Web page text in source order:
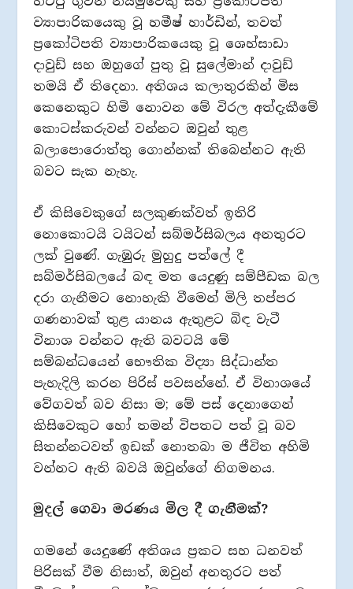
ව්‍යාපාරිකයෙකු වූ හමීෂ් හාර්ඩින්, තවත්
ප්‍රකෝටිපති ව්‍යාපාරිකයෙකු වූ ශෙහ්සාඩා
දාවුඩ් සහ ඔහුගේ පුතු වූ සුලේමාන් දාවුඩ්
තමයි ඒ තිදෙනා. අතිශය කලාතුරකින් මිස
කෙනෙකුට හිමි නොවන මේ විරල අත්දැකීමේ
කොටස්කරුවන් වන්නට ඔවුන් තුළ
බලාපොරොත්තු ගොන්නක් තිබෙන්නට ඇති
බවට සැක නැහැ.
ඒ කිසිවෙකුගේ සලකුණක්වත් ඉතිරි
නොකොටයි ටයිටන් සබ්මර්සිබලය අනතුරට
ලක් වුණේ. ගැඹුරු මුහුදු පත්ලේ දී
සබ්මර්සිබලයේ බඳ මත යෙදුණු සම්පීඩක බල
දරා ගැනීමට නොහැකි වීමෙන් මිලි තප්පර
ගණනාවක් තුළ යානය ඇතුළට බිඳ වැටී
විනාශ වන්නට ඇති බවටයි මේ
සම්බන්ධයෙන් භෞතික විද්‍යා සිද්ධාන්ත
පැහැදිලි කරන පිරිස් පවසන්නේ. ඒ විනාශයේ
වේගවත් බව නිසා ම; මේ පස් දෙනාගෙන්
කිසිවෙකුට හෝ තමන් විපතට පත් වූ බව
සිතන්නටවත් ඉඩක් නොතබා ම ජීවිත අහිමි
වන්නට ඇති බවයි ඔවුන්ගේ නිගමනය.
මුදල් ගෙවා මරණය මිල දී ගැනීමක්?
ගමනේ යෙදුණේ අතිශය ප්‍රකට සහ ධනවත්
පිරිසක් වීම නිසාත්, ඔවුන් අනතුරට පත්